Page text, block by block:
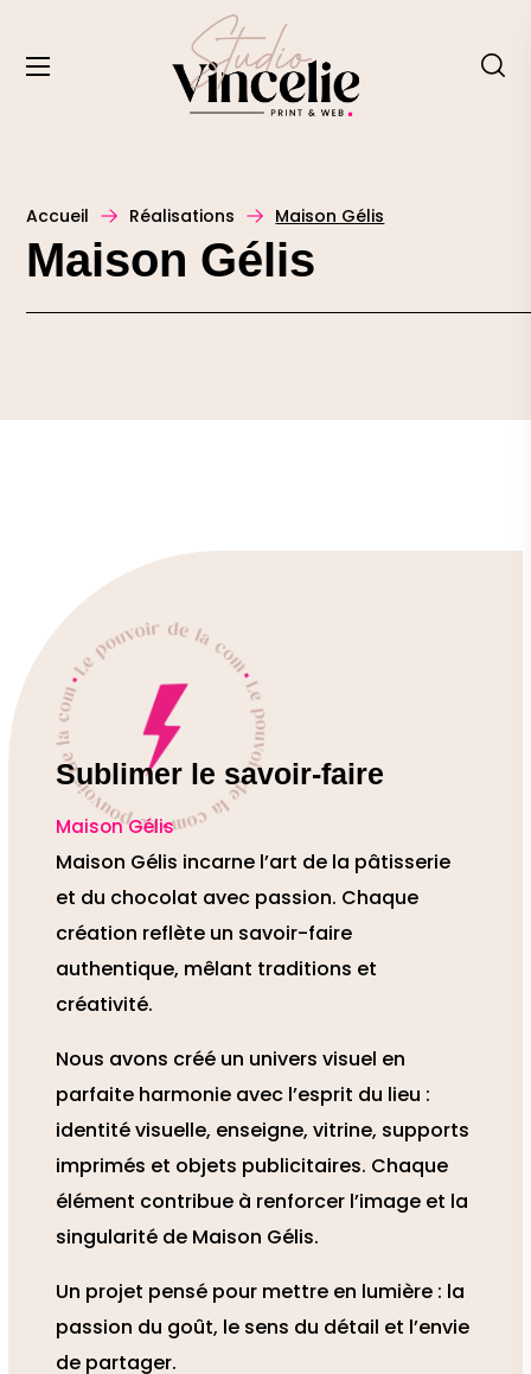
Accueil Réalisations Maison Gélis
Maison Gélis
Sublimer le savoir-faire
Maison Gélis
Maison Gélis incarne l’art de la pâtisserie
et du chocolat avec passion. Chaque
création reflète un savoir-faire
authentique, mêlant traditions et
créativité.
Nous avons créé un univers visuel en
parfaite harmonie avec l’esprit du lieu :
identité visuelle, enseigne, vitrine, supports
imprimés et objets publicitaires. Chaque
élément contribue à renforcer l’image et la
singularité de Maison Gélis.
Un projet pensé pour mettre en lumière : la
passion du goût, le sens du détail et l’envie
de partager.